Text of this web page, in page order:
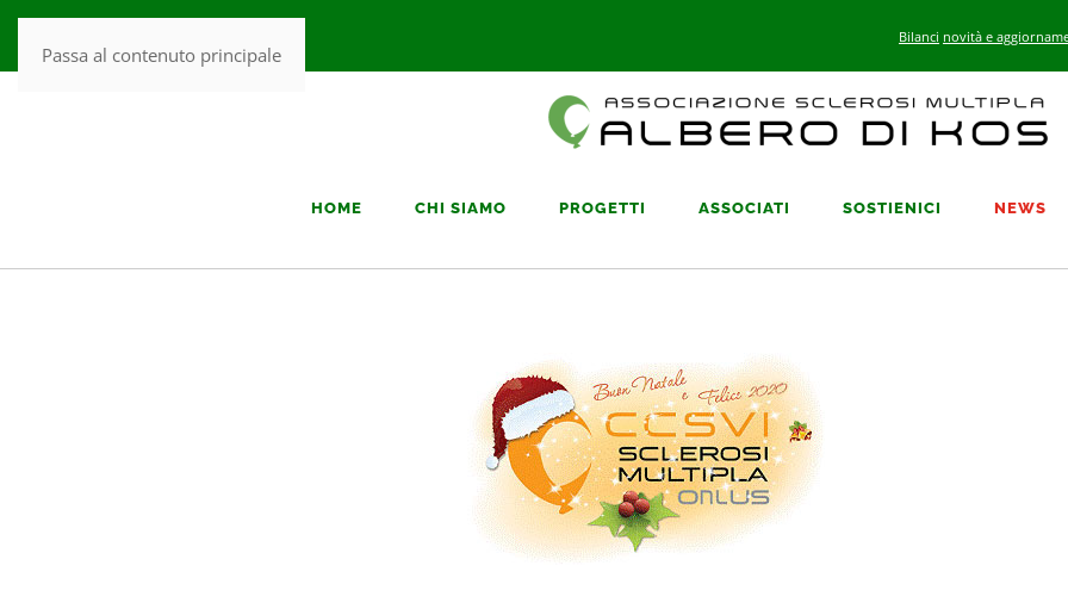
Passa al contenuto principale
Bilanci novità e
HOME CHI SIAMO PROGETTI ASSOCIATI SOSTIENICI NEWS